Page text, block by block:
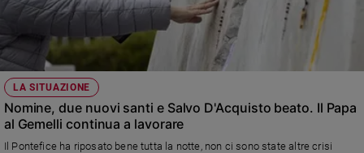
LA SITUAZIONE
Nomine, due nuovi santi e Salvo D'Acquisto beato. Il Papa
al Gemelli continua a lavorare
Il Pontefice ha riposato bene tutta la notte, non ci sono state altre crisi